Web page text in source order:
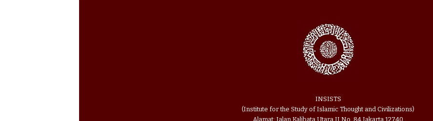
INSISTS
(Institute for the Study of Islamic Thought and Civilizations)
Alamat: Jalan Kalibata Utara II No. 84 Jakarta 12740